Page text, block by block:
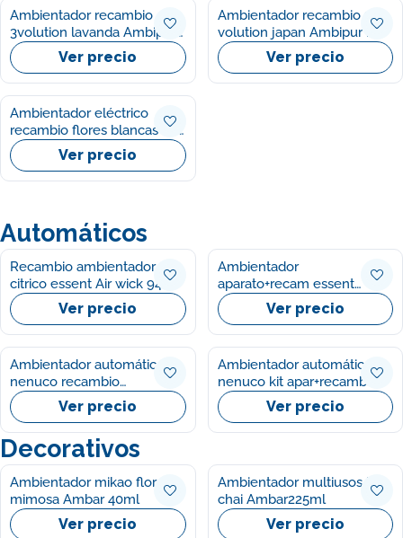
Ambientador recambio
3volution lavanda Ambipur
1u
Ver precio
Ambientador recambio 3
volution japan Ambipur 1u
Ver precio
Ambientador eléctrico
recambio flores blancas Ifa
sabe 25mlVer precio
Automáticos
Recambio ambientador
citrico essent Air wick 94ml
Ver precio
Ambientador
aparato+recam essent
citrico Air wick 1u
Ver precio
Ambientador automático
nenuco recambio
freshmatic Air wik 250ml
Ver precio
Ambientador automático
nenuco kit apar+recamb
freshmatic Air wik 250ml
Ver precio
Decorativos
Ambientador mikao flor de
mimosa Ambar 40ml
Ver precio
Ambientador multiusos te
chai Ambar225ml
Ver precio